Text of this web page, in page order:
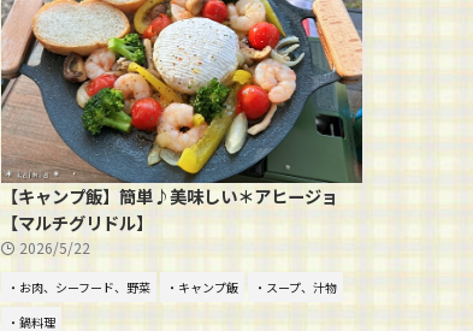
【キャンプ飯】簡単♪美味しい＊アヒージョ
【マルチグリドル】
2026/5/22
・お肉、シーフード、野菜 ・キャンプ飯
・スープ、汁物
・鍋料理